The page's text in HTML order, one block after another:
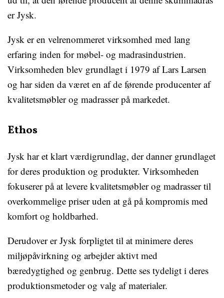
er Jysk.
Jysk er en velrenommeret virksomhed med lang
erfaring inden for møbel- og madrasindustrien.
Virksomheden blev grundlagt i 1979 af Lars Larsen
og har siden da været en af de førende producenter af
kvalitetsmøbler og madrasser på markedet.
Ethos
Jysk har et klart værdigrundlag, der danner grundlaget
for deres produktion og produkter. Virksomheden
fokuserer på at levere kvalitetsmøbler og madrasser til
overkommelige priser uden at gå på kompromis med
komfort og holdbarhed.
Derudover er Jysk forpligtet til at minimere deres
miljøpåvirkning og arbejder aktivt med
bæredygtighed og genbrug. Dette ses tydeligt i deres
produktionsmetoder og valg af materialer.